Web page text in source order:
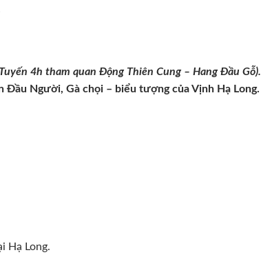
4h tham quan Động Thiên Cung – Hang Đầu Gỗ).
Đầu Người, Gà chọi – biểu tượng của Vịnh Hạ Long.
Hạ Long.